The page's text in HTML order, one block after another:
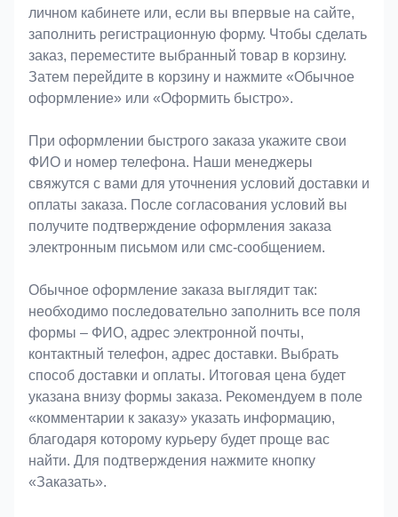
личном кабинете или, если вы впервые на сайте,
заполнить регистрационную форму. Чтобы сделать
заказ, переместите выбранный товар в корзину.
Затем перейдите в корзину и нажмите «Обычное
оформление» или «Оформить быстро».
При оформлении быстрого заказа укажите свои
ФИО и номер телефона. Наши менеджеры
свяжутся с вами для уточнения условий доставки и
оплаты заказа. После согласования условий вы
получите подтверждение оформления заказа
электронным письмом или смс-сообщением.
Обычное оформление заказа выглядит так:
необходимо последовательно заполнить все поля
формы – ФИО, адрес электронной почты,
контактный телефон, адрес доставки. Выбрать
способ доставки и оплаты. Итоговая цена будет
указана внизу формы заказа. Рекомендуем в поле
«комментарии к заказу» указать информацию,
благодаря которому курьеру будет проще вас
найти. Для подтверждения нажмите кнопку
«Заказать».